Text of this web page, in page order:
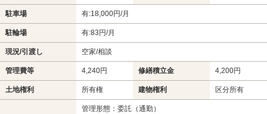
駐車場 有:18,000円/月
駐輪場 有:83円/月
現況/引渡し 空家/相談
管理費等 4,240円 修繕積立金 4,200円
土地権利 所有権 建物権利 区分所有
管理形態：委託（通勤）